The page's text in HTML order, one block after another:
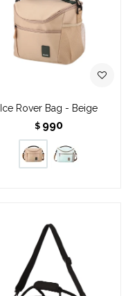
Ice Rover Bag - Beige
$ 990